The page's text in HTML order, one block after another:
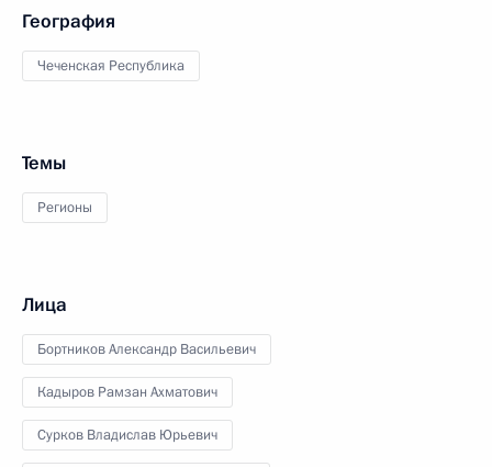
География
Чеченская Республика
Темы
Регионы
Лица
Бортников Александр Васильевич
Кадыров Рамзан Ахматович
Сурков Владислав Юрьевич